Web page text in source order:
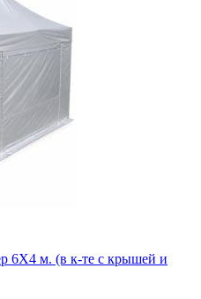
6Х4 м. (в к-те с крышей и